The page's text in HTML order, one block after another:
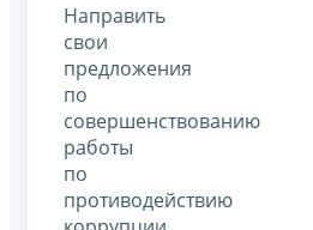
Направить
свои
предложения
по
совершенствованию
работы
по
противодействию